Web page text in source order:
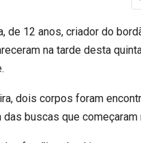
de 12 anos, criador do
na tarde desta
dois corpos foram
buscas que